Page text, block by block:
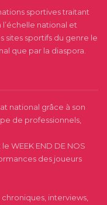
sportives traitant
national et
sites sportifs du genre le
que par la diaspora.
national grâce à son
de professionnels,
WEEK END DE NOS
des joueurs
interviews,